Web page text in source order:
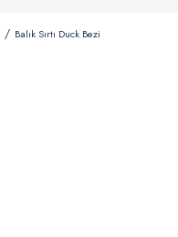
Balık Sırtı Duck Bezi